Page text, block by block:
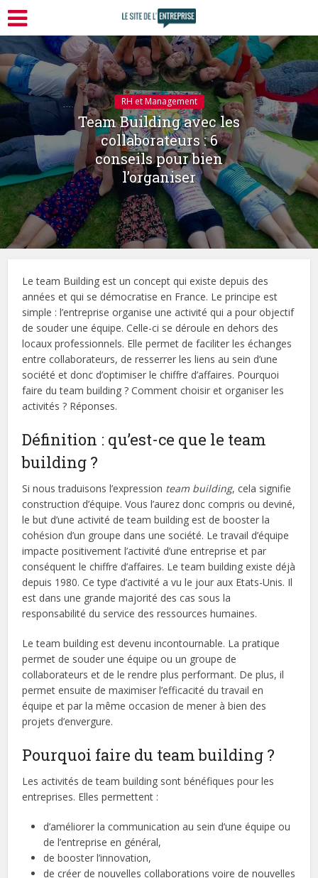
RH et Management
Team Building avec les
collaborateurs : 6
conseils pour bien
l’organiser
Le team Building est un concept qui existe depuis des
années et qui se démocratise en France. Le principe est
simple : l’entreprise organise une activité qui a pour objectif
de souder une équipe. Celle-ci se déroule en dehors des
locaux professionnels. Elle permet de faciliter les échanges
entre collaborateurs, de resserrer les liens au sein d’une
société et donc d’optimiser le chiffre d’affaires. Pourquoi
faire du team building ? Comment choisir et organiser les
activités ? Réponses.
Définition : qu’est-ce que le team
building ?
Si nous traduisons l’expression team building, cela signifie
construction d’équipe. Vous l’aurez donc compris ou deviné,
le but d’une activité de team building est de booster la
cohésion d’un groupe dans une société. Le travail d’équipe
impacte positivement l’activité d’une entreprise et par
conséquent le chiffre d’affaires. Le team building existe déjà
depuis 1980. Ce type d’activité a vu le jour aux Etats-Unis. Il
est dans une grande majorité des cas sous la
responsabilité du service des ressources humaines.
Le team building est devenu incontournable. La pratique
permet de souder une équipe ou un groupe de
collaborateurs et de le rendre plus performant. De plus, il
permet ensuite de maximiser l’efficacité du travail en
équipe et par la même occasion de mener à bien des
projets d’envergure.
Pourquoi faire du team building ?
Les activités de team building sont bénéfiques pour les
entreprises. Elles permettent :
d’améliorer la communication au sein d’une équipe ou
de l’entreprise en général,
de booster l’innovation,
de créer de nouvelles collaborations voire de nouvelles